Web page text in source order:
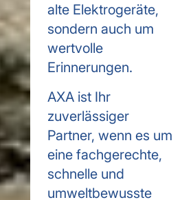
alte Elektrogeräte,
sondern auch um
wertvolle
Erinnerungen.
AXA ist Ihr
zuverlässiger
Partner, wenn es um
eine fachgerechte,
schnelle und
umweltbewusste